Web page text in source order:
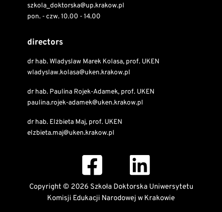
szkola_doktorska@up.krakow.pl
pon. - czw. 10.00 - 14.00
directors
dr hab. Wladyslaw Marek Kolasa, prof. UKEN
wladyslaw.kolasa@uken.krakow.pl
dr hab. Paulina Rojek-Adamek, prof. UKEN
paulina.rojek-adamek@uken.krakow.pl
dr hab. Elżbieta Maj, prof. UKEN
elzbieta.maj@uken.krakow.pl
Copyright © 2026 Szkoła Doktorska Uniwersytetu
Komisji Edukacji Narodowej w Krakowie